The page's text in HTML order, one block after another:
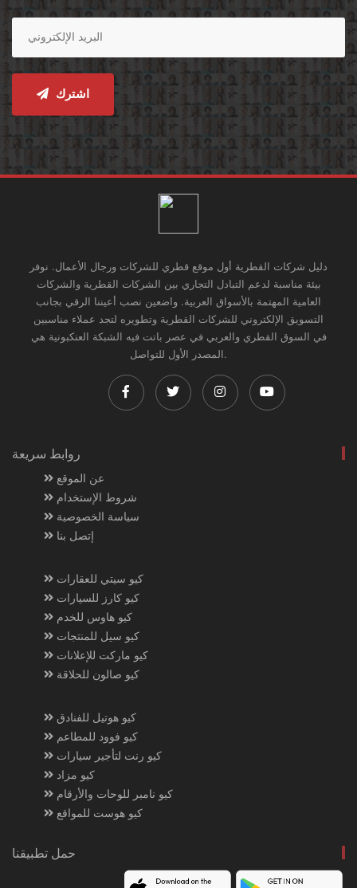
اشترك
دليل شركات القطرية أول موقع قطري للشركات ورجال الأعمال. نوفر
بيئة مناسبة لدعم التبادل التجاري بين الشركات القطرية والشركات
العامية المهتمة بالأسواق العربية. واضعين نصب أعيننا الرقي بجانب
التسويق الإلكتروني للشركات القطرية وتطويره لتجد عملاء مناسبين
في السوق القطري والعربي في عصر باتت فيه الشبكة العنكبونية هي
المصدر الأول للتواصل.
روابط سريعة
عن الموقع
شروط الإستخدام
سياسة الخصوصية
إتصل بنا
كيو سيتي للعقارات
كيو كارز للسيارات
كيو هاوس للخدم
كيو سيل للمنتجات
كيو ماركت للإعلانات
كيو صالون للحلاقة
كيو هوتيل للفنادق
كيو فوود للمطاعم
كيو رنت لتأجير سيارات
كيو مزاد
كيو نامبر للوحات والأرقام
كيو هوست للمواقع
حمل تطبيقنا